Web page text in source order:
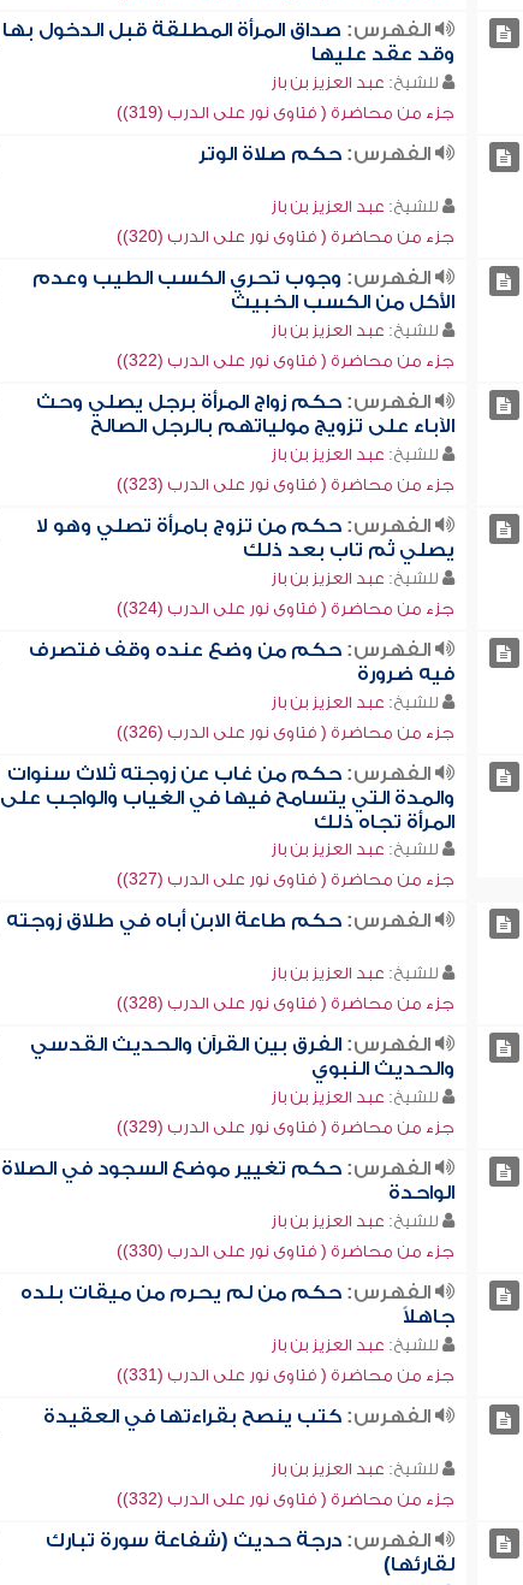
الفهرس: صداق المرأة المطلقة قبل الدخول بها
وقد عقد عليها
للشيخ: عبد العزيز بن باز
جزء من محاضرة ( فتاوى نور على الدرب (319))
الفهرس: حكم صلاة الوتر
للشيخ: عبد العزيز بن باز
جزء من محاضرة ( فتاوى نور على الدرب (320))
الفهرس: وجوب تحري الكسب الطيب وعدم
الأكل من الكسب الخبيث
للشيخ: عبد العزيز بن باز
جزء من محاضرة ( فتاوى نور على الدرب (322))
الفهرس: حكم زواج المرأة برجل يصلي وحث
الآباء على تزويج مولياتهم بالرجل الصالح
للشيخ: عبد العزيز بن باز
جزء من محاضرة ( فتاوى نور على الدرب (323))
الفهرس: حكم من تزوج بامرأة تصلي وهو لا
يصلي ثم تاب بعد ذلك
للشيخ: عبد العزيز بن باز
جزء من محاضرة ( فتاوى نور على الدرب (324))
الفهرس: حكم من وضع عنده وقف فتصرف
فيه ضرورة
للشيخ: عبد العزيز بن باز
جزء من محاضرة ( فتاوى نور على الدرب (326))
الفهرس: حكم من غاب عن زوجته ثلاث سنوات
والمدة التي يتسامح فيها في الغياب والواجب على
المرأة تجاه ذلك
للشيخ: عبد العزيز بن باز
جزء من محاضرة ( فتاوى نور على الدرب (327))
الفهرس: حكم طاعة الابن أباه في طلاق زوجته
للشيخ: عبد العزيز بن باز
جزء من محاضرة ( فتاوى نور على الدرب (328))
الفهرس: الفرق بين القرآن والحديث القدسي
والحديث النبوي
للشيخ: عبد العزيز بن باز
جزء من محاضرة ( فتاوى نور على الدرب (329))
الفهرس: حكم تغيير موضع السجود في الصلاة
الواحدة
للشيخ: عبد العزيز بن باز
جزء من محاضرة ( فتاوى نور على الدرب (330))
الفهرس: حكم من لم يحرم من ميقات بلده
جاهلاً
للشيخ: عبد العزيز بن باز
جزء من محاضرة ( فتاوى نور على الدرب (331))
الفهرس: كتب ينصح بقراءتها في العقيدة
للشيخ: عبد العزيز بن باز
جزء من محاضرة ( فتاوى نور على الدرب (332))
الفهرس: درجة حديث (شفاعة سورة تبارك
لقارئها)